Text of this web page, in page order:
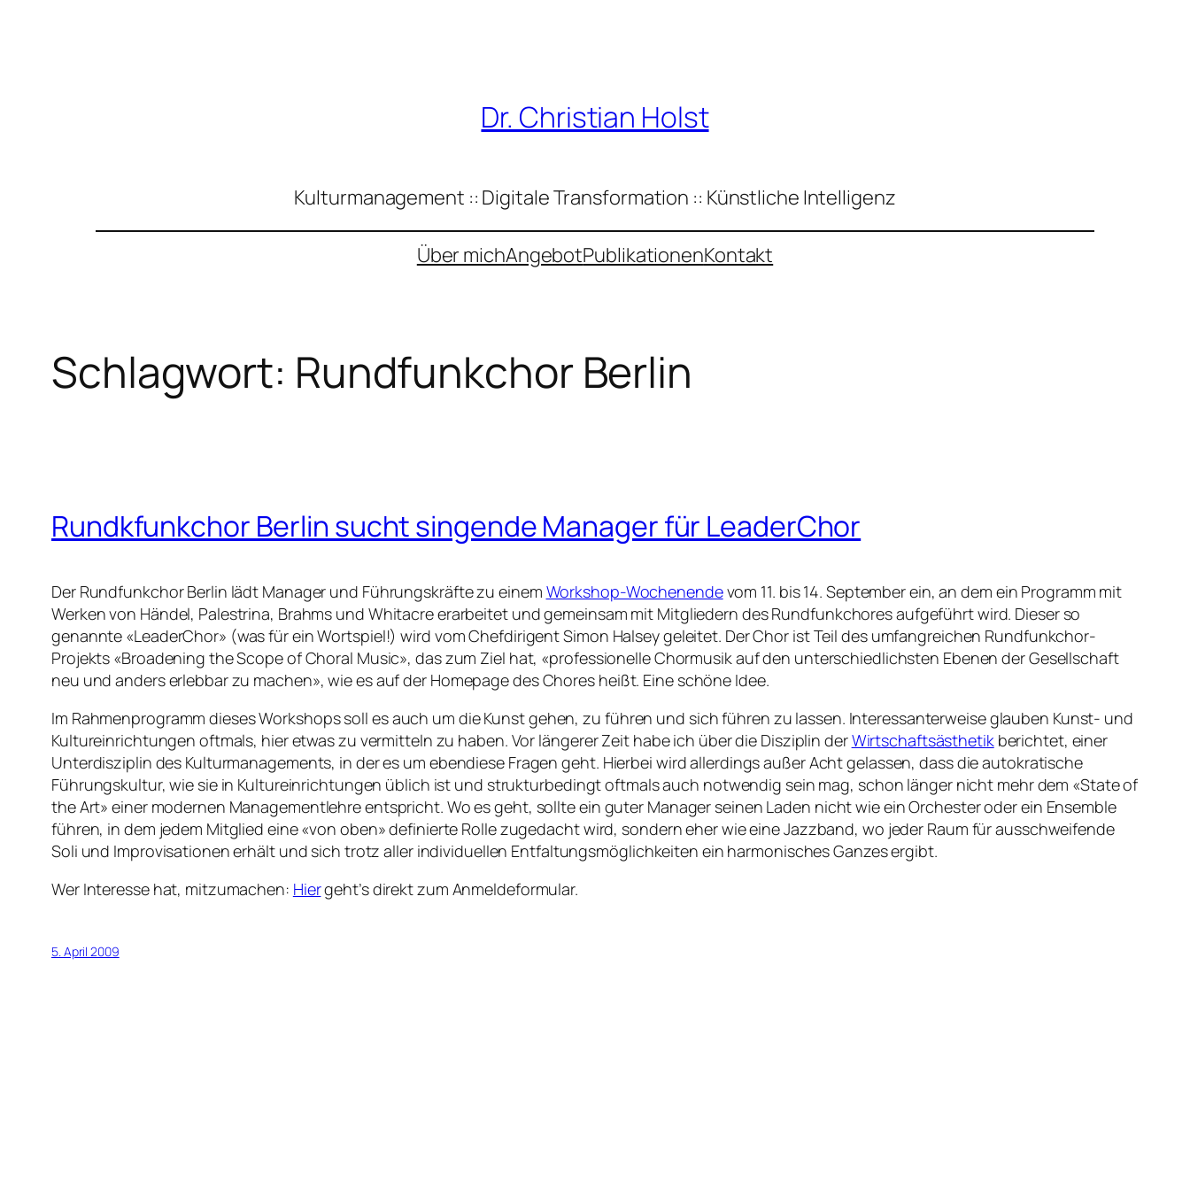
Dr. Christian Holst
Kulturmanagement :: Digitale Transformation :: Künstliche Intelligenz
Über michAngebotPublikationenKontakt
Schlagwort: Rundfunkchor Berlin
Rundkfunkchor Berlin sucht singende Manager für LeaderChor
Der Rundfunkchor Berlin lädt Manager und Führungskräfte zu einem Workshop-Wochenendevom 11. bis 14. September ein, an dem ein Programm mit
Werken von Händel, Palestrina, Brahms und Whitacre erarbeitet und gemeinsam mit Mitgliedern des Rundfunkchores aufgeführt wird. Dieser so
genannte «LeaderChor» (was für ein Wortspiel!) wird vom Chefdirigent Simon Halsey geleitet. Der Chor ist Teil des umfangreichen Rundfunkchor-
Projekts «Broadening the Scope of Choral Music», das zum Ziel hat, «professionelle Chormusik auf den unterschiedlichsten Ebenen der Gesellschaft
neu und anders erlebbar zu machen», wie es auf der Homepage des Chores heißt. Eine schöne Idee.
Im Rahmenprogramm dieses Workshops soll es auch um die Kunst gehen, zu führen und sich führen zu lassen. Interessanterweise glauben Kunst- und
Kultureinrichtungen oftmals, hier etwas zu vermitteln zu haben. Vor längerer Zeit habe ich über die Disziplin derWirtschaftsästhetikberichtet, einer
Unterdisziplin des Kulturmanagements, in der es um ebendiese Fragen geht. Hierbei wird allerdings außer Acht gelassen, dass die autokratische
Führungskultur, wie sie in Kultureinrichtungen üblich ist und strukturbedingt oftmals auch notwendig sein mag, schon länger nicht mehr dem «State of
the Art» einer modernen Managementlehre entspricht. Wo es geht, sollte ein guter Manager seinen Laden nicht wie ein Orchester oder ein Ensemble
führen, in dem jedem Mitglied eine «von oben» definierte Rolle zugedacht wird, sondern eher wie eine Jazzband, wo jeder Raum für ausschweifende
Soli und Improvisationen erhält und sich trotz aller individuellen Entfaltungsmöglichkeiten ein harmonisches Ganzes ergibt.
Wer Interesse hat, mitzumachen: Hiergeht’s direkt zum Anmeldeformular.
5. April 2009